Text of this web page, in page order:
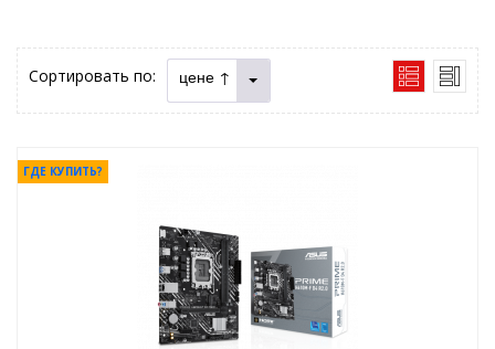
Сортировать по: цене ↑
ГДЕ КУПИТЬ?